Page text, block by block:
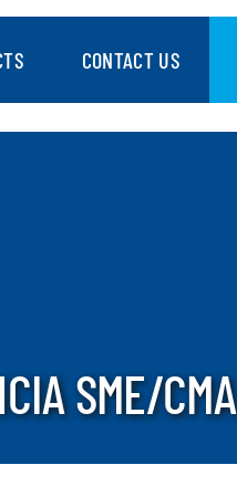
CONTACT US
SME/CMA